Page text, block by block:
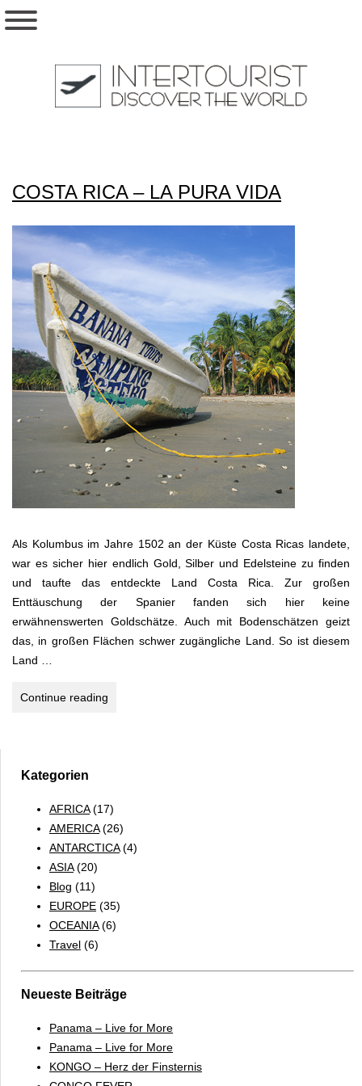
COSTA RICA – LA PURA VIDA
Als Kolumbus im Jahre 1502 an der Küste Costa Ricas landete,
war es sicher hier endlich Gold, Silber und Edelsteine zu finden
und taufte das entdeckte Land Costa Rica. Zur großen
Enttäuschung der Spanier fanden sich hier keine
erwähnenswerten Goldschätze. Auch mit Bodenschätzen geizt
das, in großen Flächen schwer zugängliche Land. So ist diesem
Land …
Continue reading
Kategorien
AFRICA(17)
AMERICA(26)
ANTARCTICA(4)
ASIA(20)
Blog (11)
EUROPE (35)
OCEANIA(6)
Travel (6)
Neueste Beiträge
Panama – Live for More
Panama – Live for More
KONGO – Herz der Finsternis